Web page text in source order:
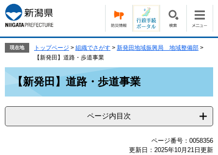
ー
ジ
の
で
ニ
ュ
ー
ば
本
文
現在地 トップページ > 組織でさがす > 新発田地域振興局 地域整備部 >
【新発田】道路・歩道事業
【新発田】道路・歩道事業
ページ内目次
ページ番号：0058356
更新日：2025年10月21日更新